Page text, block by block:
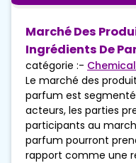
Marché Des
Ingrédients De
catégorie :-
Le marché des
parfum est
acteurs, les parties
participants au
parfum pourront
rapport comme une